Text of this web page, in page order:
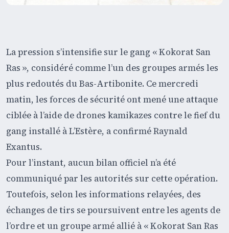
La pression s’intensifie sur le gang « Kokorat San
Ras », considéré comme l’un des groupes armés les
plus redoutés du Bas-Artibonite. Ce mercredi
matin, les forces de sécurité ont mené une attaque
ciblée à l’aide de drones kamikazes contre le fief du
gang installé à L’Estère, a confirmé Raynald
Exantus.
Pour l’instant, aucun bilan officiel n’a été
communiqué par les autorités sur cette opération.
Toutefois, selon les informations relayées, des
échanges de tirs se poursuivent entre les agents de
l’ordre et un groupe armé allié à « Kokorat San Ras